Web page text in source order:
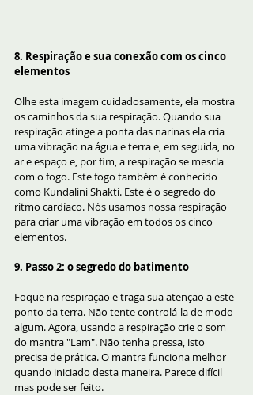
8. Respiração e sua conexão com os cinco
elementos
Olhe esta imagem cuidadosamente, ela mostra
os caminhos da sua respiração. Quando sua
respiração atinge a ponta das narinas ela cria
uma vibração na água e terra e, em seguida, no
ar e espaço e, por fim, a respiração se mescla
com o fogo. Este fogo também é conhecido
como Kundalini Shakti. Este é o segredo do
ritmo cardíaco. Nós usamos nossa respiração
para criar uma vibração em todos os cinco
elementos.
9. Passo 2: o segredo do batimento
Foque na respiração e traga sua atenção a este
ponto da terra. Não tente controlá-la de modo
algum. Agora, usando a respiração crie o som
do mantra "Lam". Não tenha pressa, isto
precisa de prática. O mantra funciona melhor
quando iniciado desta maneira. Parece difícil
mas pode ser feito.